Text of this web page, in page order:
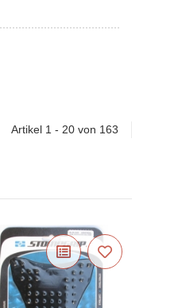
Artikel 1 - 20 von 163